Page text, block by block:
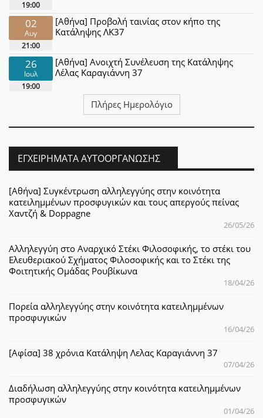
19:00
02
Αυγ
21:00
[Αθήνα] Προβολή ταινίας στον κήπο της
Κατάληψης ΛΚ37
26
Ιουλ
19:00
[Αθήνα] Ανοιχτή Συνέλευση της Κατάληψης
Λέλας Καραγιάννη 37
Πλήρες Ημερολόγιο
ΕΓΧΕΙΡΉΜΑΤΑ ΑΥΤΟΟΡΓΆΝΩΣΗΣ
[Αθήνα] Συγκέντρωση αλληλεγγύης στην κοινότητα
κατειλημμένων προσφυγικών και τους απεργούς πείνας
Χαντζή & Doppagne
26/05/26
Αλληλεγγύη στο Αναρχικό Στέκι Φιλοσοφικής, το στέκι του
Ελευθεριακού Σχήματος Φιλοσοφικής και το Στέκι της
Φοιτητικής Ομάδας Ρουβίκωνα
18/04/26
Πορεία αλληλεγγύης στην κοινότητα κατειλημμένων
προσφυγικών
16/04/26
[Αφίσα] 38 χρόνια Κατάληψη Λελας Καραγιάννη 37
07/04/26
Διαδήλωση αλληλεγγύης στην κοινότητα κατειλημμένων
προσφυγικών
01/04/26